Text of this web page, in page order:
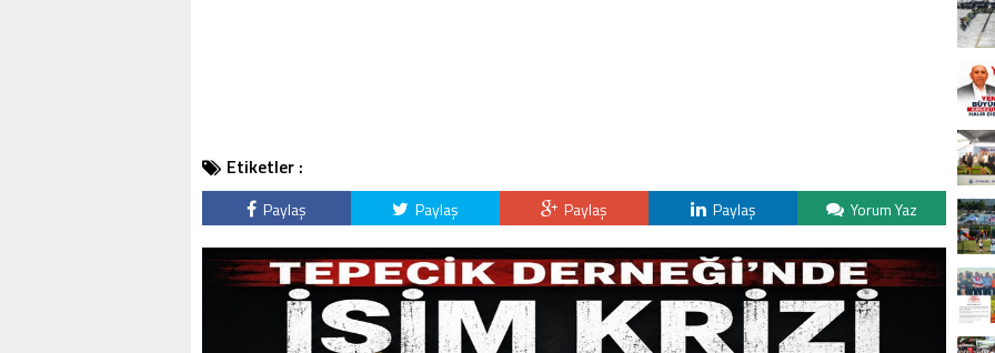
Etiketler :
Paylaş Paylaş Paylaş Paylaş Yorum Yaz